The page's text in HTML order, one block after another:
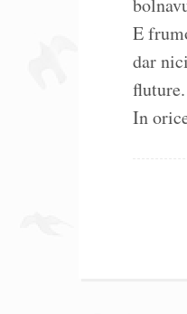
E
dar
fluture.
In